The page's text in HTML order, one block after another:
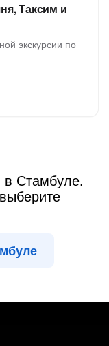
Таксим и
экскурсии по
в Стамбуле.